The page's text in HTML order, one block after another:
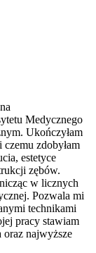
Medycznego
Ukończyłam
zdobyłam
estetyce
zębów.
w licznych
Pozwala mi
technikami
pracy stawiam
oraz najwyższe